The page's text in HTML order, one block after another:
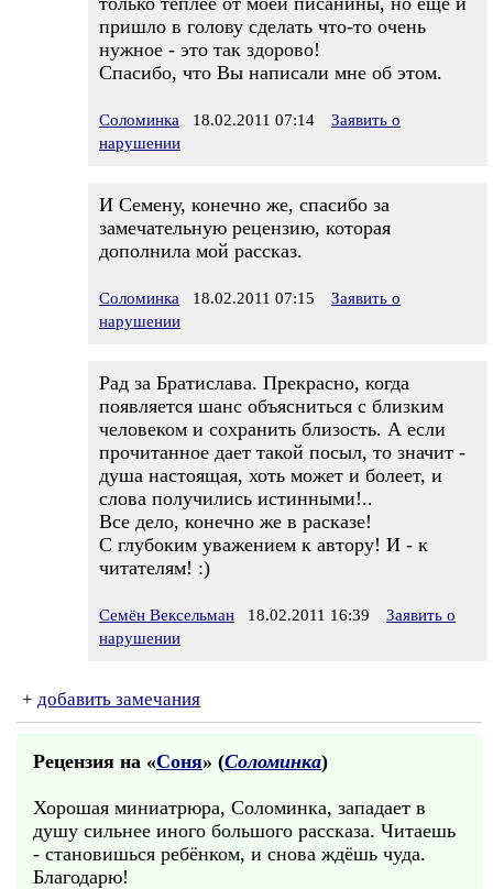
пришло в голову сделать что-то очень
нужное - это так здорово!
Спасибо, что Вы написали мне об этом.
Соломинка 18.02.2011 07:14
Заявить о
нарушении
И Семену, конечно же, спасибо за
замечательную рецензию, которая
дополнила мой рассказ.
Соломинка 18.02.2011 07:15
Заявить о
нарушении
Рад за Братислава. Прекрасно, когда
появляется шанс объясниться с близким
человеком и сохранить близость. А если
прочитанное дает такой посыл, то значит -
душа настоящая, хоть может и болеет, и
слова получились истинными!..
Все дело, конечно же в расказе!
С глубоким уважением к автору! И - к
читателям! :)
Семён Вексельман 18.02.2011 16:39
Заявить о
нарушении
+ добавить замечания
Рецензия на «Соня» (Соломинка)
Хорошая миниатрюра, Соломинка, западает в
душу сильнее иного большого рассказа. Читаешь
- становишься ребёнком, и снова ждёшь чуда.
Благодарю!